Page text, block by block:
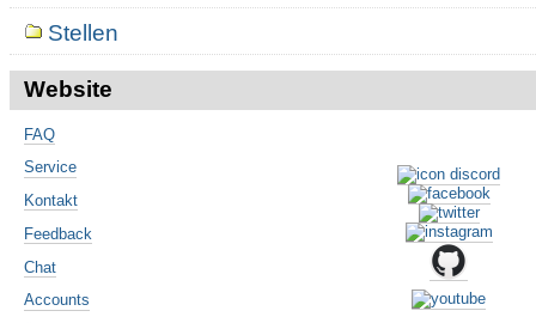
Stellen
Website
FAQ
Service
Kontakt
Feedback
Chat
Accounts